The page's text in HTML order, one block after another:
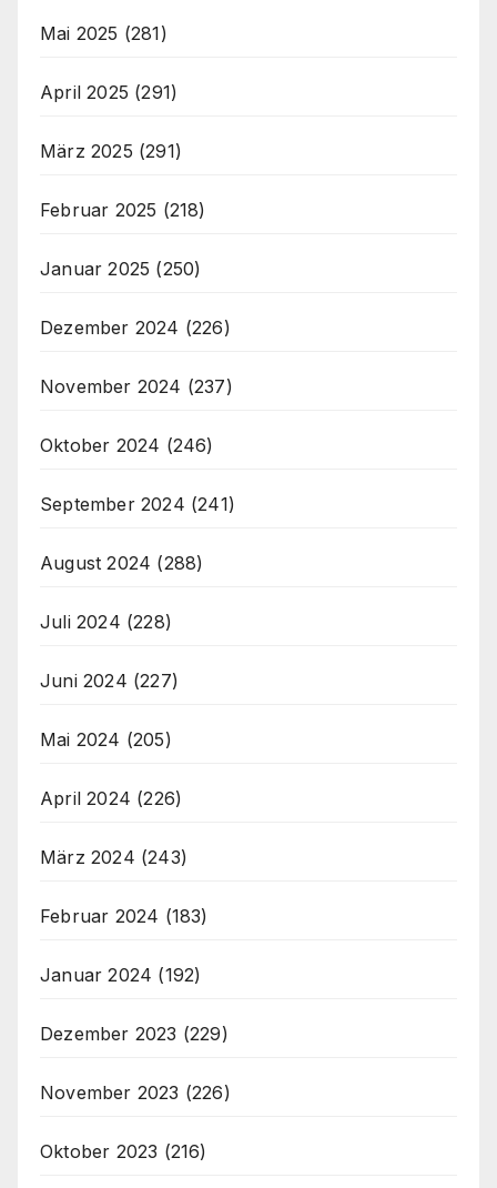
Mai 2025 (281)
April 2025 (291)
März 2025 (291)
Februar 2025 (218)
Januar 2025 (250)
Dezember 2024 (226)
November 2024 (237)
Oktober 2024 (246)
September 2024 (241)
August 2024 (288)
Juli 2024 (228)
Juni 2024 (227)
Mai 2024 (205)
April 2024 (226)
März 2024 (243)
Februar 2024 (183)
Januar 2024 (192)
Dezember 2023 (229)
November 2023 (226)
Oktober 2023 (216)